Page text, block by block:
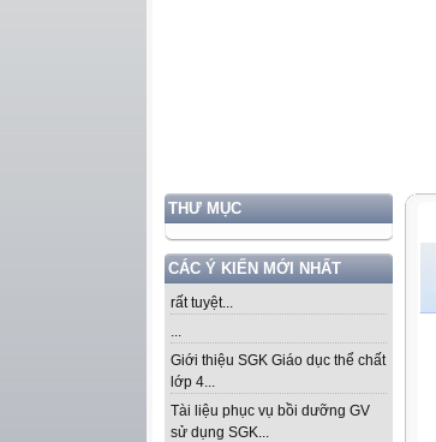
THƯ MỤC
CÁC Ý KIẾN MỚI NHẤT
rất tuyệt...
...
Giới thiệu SGK Giáo dục thể chất
lớp 4...
Tài liệu phục vụ bồi dưỡng GV
sử dụng SGK...